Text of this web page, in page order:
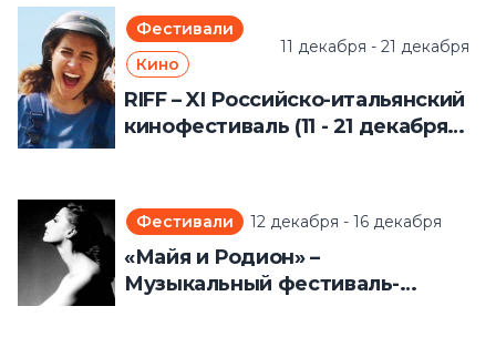
декабря 2025 года)
Фестивали
Кино
11 декабря - 21 декабря
RIFF – XI Российско-итальянский
кинофестиваль (11 - 21 декабря
Фестивали 12 декабря - 16 декабря
«Майя и Родион» –
Музыкальный фестиваль-